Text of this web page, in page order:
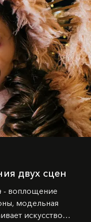
двух сцен
- воплощение
модельная
искусство